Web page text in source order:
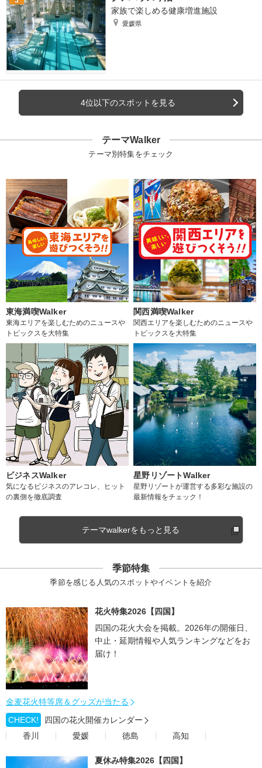
家族で楽しめる健康増進施設
愛媛県
4位以下のスポットを見る
テーマWalker
テーマ別特集をチェック
東海満喫Walker
東海エリアを楽しむためのニュースや
トピックスを大特集
関西満喫Walker
関西エリアを楽しむためのニュースや
トピックスを大特集
ビジネスWalker
気になるビジネスのアレコレ、ヒット
の裏側を徹底調査
星野リゾートWalker
星野リゾートが運営する多彩な施設の
最新情報をチェック！
テーマwalkerをもっと見る
季節特集
季節を感じる人気のスポットやイベントを紹介
花火特集2026【四国】
四国の花火大会を掲載。2026年の開催日、
中止・延期情報や人気ランキングなどをお
届け！
金麦花火特等席＆グッズが当たる
CHECK!
四国の花火開催カレンダー
香川
愛媛 徳島 高知
夏休み特集2026【四国】